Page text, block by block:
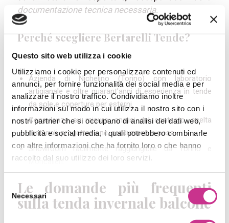
Questo sito web utilizza i cookie
Utilizziamo i cookie per personalizzare contenuti ed
annunci, per fornire funzionalità dei social media e per
analizzare il nostro traffico. Condividiamo inoltre
informazioni sul modo in cui utilizza il nostro sito con i
nostri partner che si occupano di analisi dei dati web,
pubblicità e social media, i quali potrebbero combinarle
con altre informazioni che ha fornito loro o che hanno
raccolto dal suo utilizzo dei loro servizi.
Selezione
del
consenso
Necessari
documentazione tecnica necessaria.
Perché scegliere Bertarelli Tende?
Azienda di Nichelino (Torino) con laboratorio
artigianale e oltre quarant’anni di esperienza in tende
da sole e coperture per esterni.
Consulenza su misura: analisi del contesto, scelta
materiali, progettazione, produzione e posa.
Showroom facilmente raggiungibile da Torino e
Moncalieri.
Le domande più frequenti
sulla tenda invernale balcone